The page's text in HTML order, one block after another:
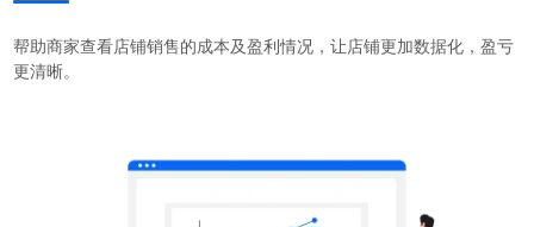
帮助商家查看店铺销售的成本及盈利情况，让店铺更加数据化，盈亏
更清晰。